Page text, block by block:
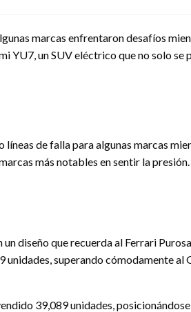
marcas enfrentaron desafíos
un SUV eléctrico que no solo se
de falla para algunas marcas
más notables en sentir la
diseño que recuerda al Ferrari
superando cómodamente al
39,089 unidades,